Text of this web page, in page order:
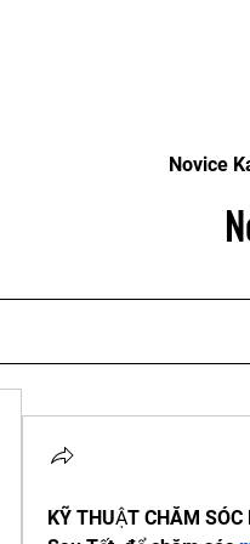
Novice
KỸ THUẬT CHĂM